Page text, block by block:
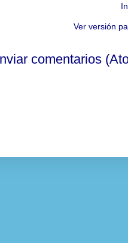
Ver versión
comentarios